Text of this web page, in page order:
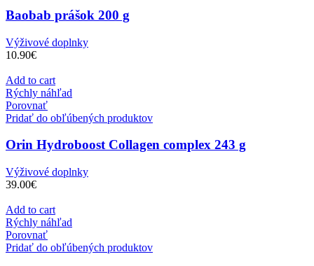
Baobab prášok 200 g
Výživové doplnky
10.90€
Add to cart
Rýchly náhľad
Porovnať
Pridať do obľúbených produktov
Orin Hydroboost Collagen complex 243 g
Výživové doplnky
39.00€
Add to cart
Rýchly náhľad
Porovnať
Pridať do obľúbených produktov